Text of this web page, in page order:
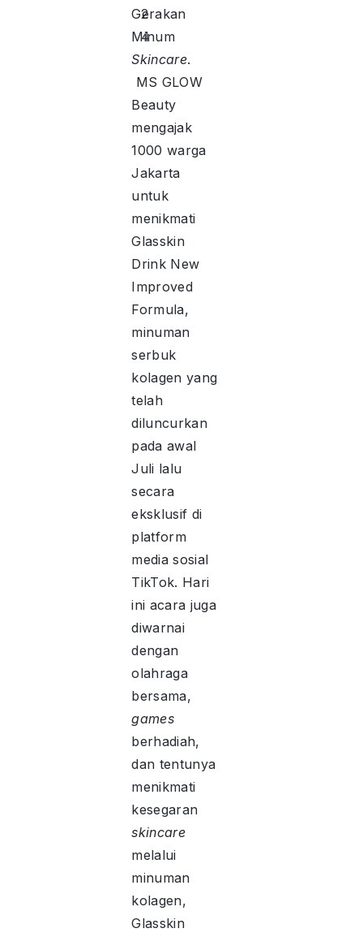
2
4
Gerakan
Minum
Skincare.
MS GLOW
Beauty
mengajak
1000 warga
Jakarta
untuk
menikmati
Glasskin
Drink New
Improved
Formula,
minuman
serbuk
kolagen yang
telah
diluncurkan
pada awal
Juli lalu
secara
eksklusif di
platform
media sosial
TikTok. Hari
ini acara juga
diwarnai
dengan
olahraga
bersama,
games
berhadiah,
dan tentunya
menikmati
kesegaran
skincare
melalui
minuman
kolagen,
Glasskin